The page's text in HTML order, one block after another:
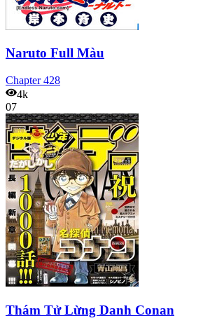
Naruto Full Màu
Chapter428
4k
07
Thám Tử Lừng Danh Conan